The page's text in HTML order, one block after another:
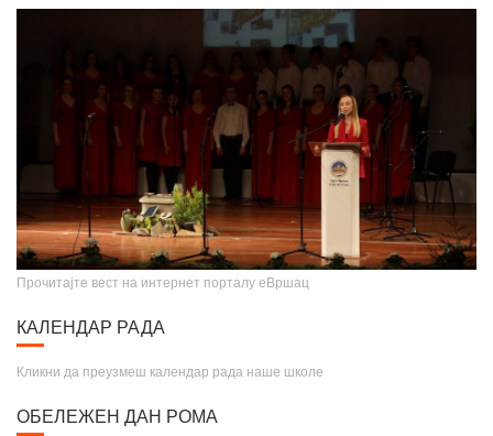
Прочитајте вест на интернет порталу еВршац
КАЛЕНДАР РАДА
Кликни да преузмеш календар рада наше школе
ОБЕЛЕЖЕН ДАН РОМА